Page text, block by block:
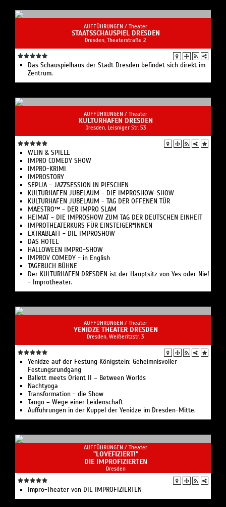
AUFFÜHRUNGEN / Theater
STAATSSCHAUSPIEL DRESDEN
Dresden, Theaterstraße 2
Das Schauspielhaus der Stadt Dresden befindet sich direkt im
Zentrum.
AUFFÜHRUNGEN / Theater
KULTURHAFEN DRESDEN
Dresden, Leisniger Str. 53
WEIN & SPIELE
IMPRO COMEDY SHOW
IMPRO-KRIMI
IMPROSTORY
SEPIJA - JAZZSESSION IN PIESCHEN
KULTURHAFEN JUBELÄUM - DIE IMPROSHOW-SHOW
KULTURHAFEN JUBELÄUM - TAG DER OFFENEN TÜR
MAESTRO™ - DER IMPRO SLAM
HEIMAT - DIE IMPROSHOW ZUM TAG DER DEUTSCHEN EINHEIT
IMPROTHEATERKURS FÜR EINSTEIGER*INNEN
EXTRABLATT - DIE IMPROSHOW
DAS HOTEL
HALLOWEEN IMPRO-SHOW
IMPROV COMEDY - in English
TAGEBUCH BÜHNE
Der KULTURHAFEN DRESDEN ist der Hauptsitz von Yes oder Nie!
- Improtheater.
AUFFÜHRUNGEN / Theater
YENIDZE THEATER DRESDEN
Dresden, Weißeritzstr. 3
Yenidze auf der Festung Königstein: Geheimnisvoller
Festungsrundgang
Ballett meets Orient II – Between Worlds
Nachtyoga
Transformation - die Show
Tango – Wege einer Leidenschaft
Aufführungen in der Kuppel der Yenidze im Dresden-Mitte.
AUFFÜHRUNGEN / Theater
"LOVEFIZIERT!"
DIE IMPROFIZIERTEN
Dresden
Impro-Theater von DIE IMPROFIZIERTEN